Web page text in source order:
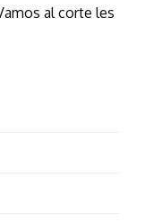
al corte les